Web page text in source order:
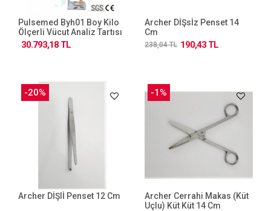
Pulsemed Byh01 Boy Kilo
Ölçerli Vücut Analiz Tartısı
30.793,18 TL
Archer DİŞsİz Penset 14
Cm
190,43 TL
238,04 TL
-20%
Archer DİŞlİ Penset 12 Cm
-1%
Archer Cerrahi Makas (küt
Uçlu) Küt Küt 14 Cm